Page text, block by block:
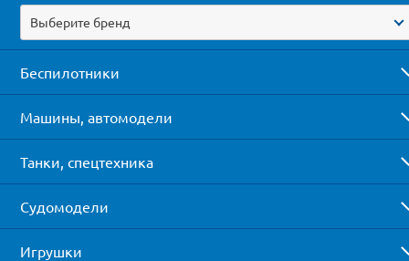
Выберите бренд
Беспилотники
Машины, автомодели
Танки, спецтехника
Судомодели
Игрушки